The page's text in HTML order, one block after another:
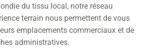
du tissu local, notre réseau
terrain nous permettent de vous
emplacements commerciaux et de
administratives.